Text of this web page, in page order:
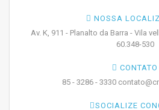
NOSSA
Av. K, 911 - Planalto da Barra - Vila
60.348-530
CONTATO
85 - 3286 - 3330
SOCIALIZE